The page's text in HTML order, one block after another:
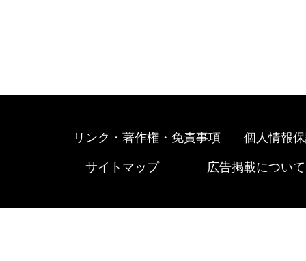
リンク・著作権・免責事項 個人情報
サイトマップ 広告掲載について